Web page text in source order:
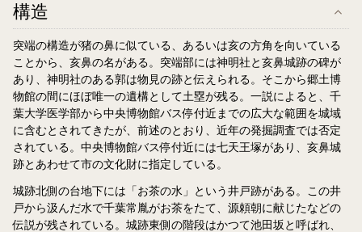
構造
突端の構造が猪の鼻に似ている、あるいは亥の方角を向いている
ことから、亥鼻の名がある。突端部には神明社と亥鼻城跡の碑が
あり、神明社のある郭は物見の跡と伝えられる。そこから郷土博
物館の間にほぼ唯一の遺構として土塁が残る。一説によると、千
葉大学医学部から中央博物館バス停付近までの広大な範囲を城域
に含むとされてきたが、前述のとおり、近年の発掘調査では否定
されている。中央博物館バス停付近には七天王塚があり、亥鼻城
跡とあわせて市の文化財に指定している。
城跡北側の台地下には「お茶の水」という井戸跡がある。この井
戸から汲んだ水で千葉常胤がお茶をたて、源頼朝に献じたなどの
伝説が残されている。城跡東側の階段はかつて池田坂と呼ばれ、